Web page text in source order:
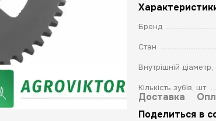
Бренд
Стан
Внутрішній
Кількість зубів, шт
Доставка
Поделиться в